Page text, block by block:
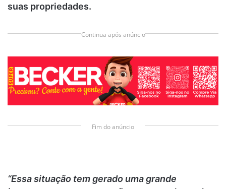
suas propriedades.
Continua após anúncio
Fim do anúncio
“Essa situação tem gerado uma grande